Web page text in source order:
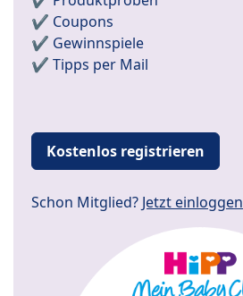
✔️ Coupons
✔️ Gewinnspiele
✔️ Tipps per Mail
Kostenlos registrieren
Schon Mitglied? Jetzt einloggen